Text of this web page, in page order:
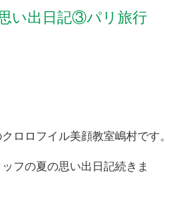
い出日記③パリ旅行
ロロフイル美顔教室嶋村です。
フの夏の思い出日記続きま